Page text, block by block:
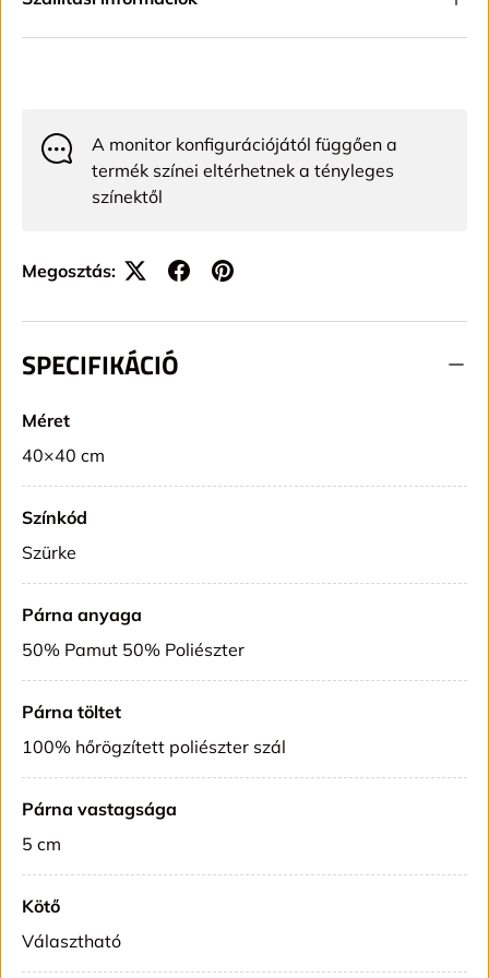
A monitor konfigurációjától függően a
termék színei eltérhetnek a tényleges
színektől
Megosztás:
SPECIFIKÁCIÓ
Méret
40×40 cm
Színkód
Szürke
Párna anyaga
50% Pamut 50% Poliészter
Párna töltet
100% hőrögzített poliészter szál
Párna vastagsága
5 cm
Kötő
Választható